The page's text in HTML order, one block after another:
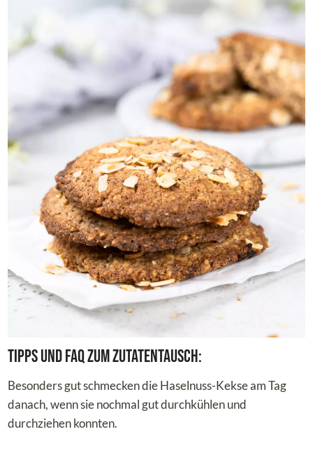
Tipps und FAQ zum Zutatentausch:
Besonders gut schmecken die Haselnuss-Kekse am Tag
danach, wenn sie nochmal gut durchkühlen und
durchziehen konnten.